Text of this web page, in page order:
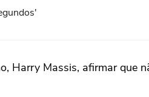
Harry Massis, afirmar que